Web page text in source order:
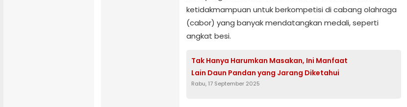
ketidakmampuan untuk berkompetisi di cabang olahraga
(cabor) yang banyak mendatangkan medali, seperti
angkat besi.
Tak Hanya Harumkan Masakan, Ini Manfaat
Lain Daun Pandan yang Jarang Diketahui
Rabu, 17 September 2025